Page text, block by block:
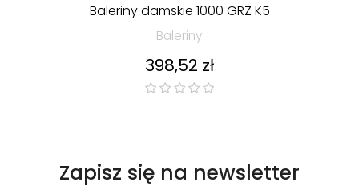
Baleriny damskie 1000 GRZ K5
Baleriny
Cena
398,52 zł
Zapisz się na newsletter